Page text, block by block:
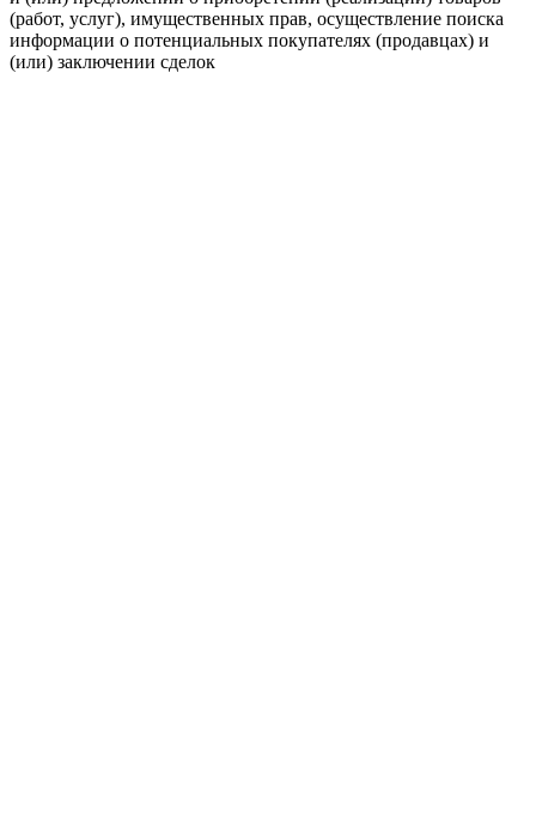
(работ, услуг), имущественных прав, осуществление поиска
информации о потенциальных покупателях (продавцах) и
(или) заключении сделок